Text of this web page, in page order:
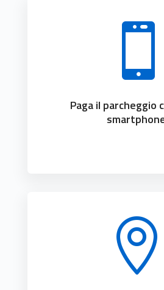

Paga il parcheggio
